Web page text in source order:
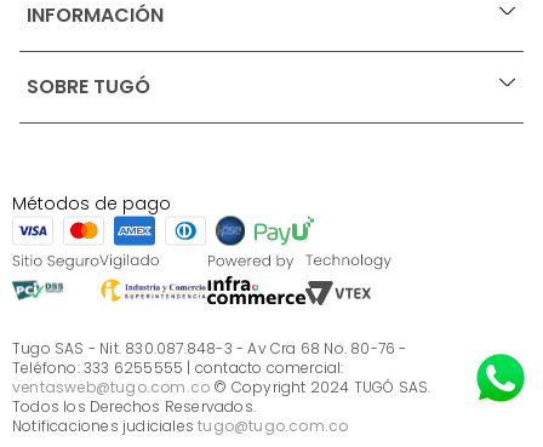
INFORMACIÓN +
Ofertas vigentes
Términos, condiciones y restricciones para productos
S.A.S
Términos, condiciones y restricciones Tugó S.A.S
Instructivo cuidado de muebles
Sé parte de Tugó
¿Quiénes somos?
Servicio al cliente
SOBRE TUGÓ +
¿Quieres vender en Tugó?
Métodos de pago
Tugo SAS - Nit. 830.087.848-3 - Av Cra 68 No. 80-76 -
Teléfono: 333 6255555 | contacto comercial:
ventasweb@tugo.com.co © Copyright 2024 TUGÓ SAS.
Todos los Derechos Reservados.
Notificaciones judicialestugo@tugo.com.co